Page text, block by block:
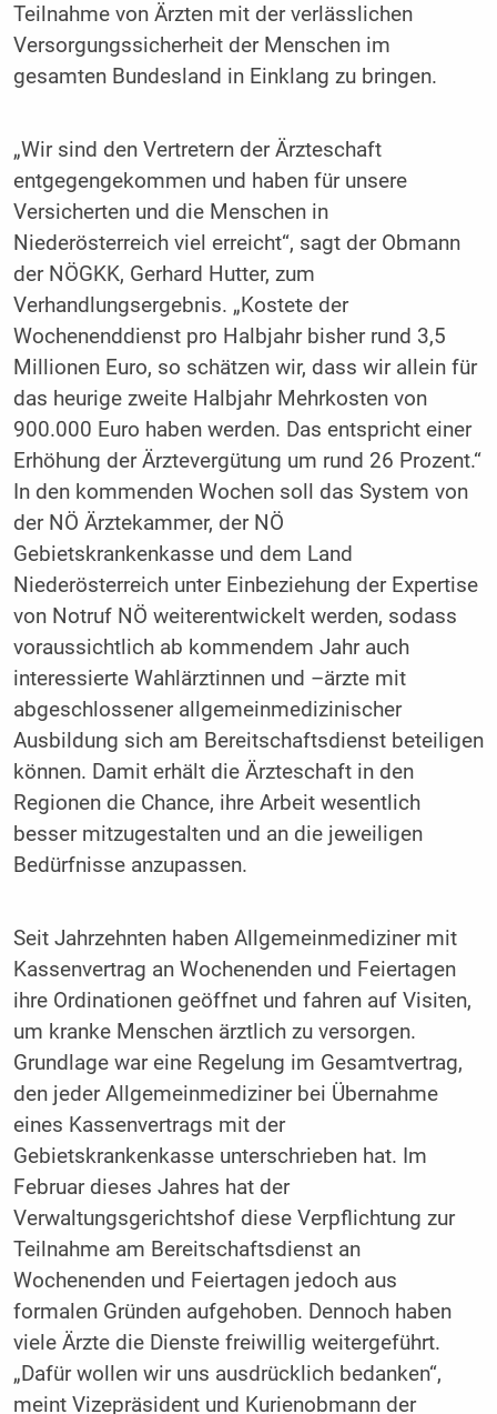
Teilnahme von Ärzten mit der verlässlichen
Versorgungssicherheit der Menschen im
gesamten Bundesland in Einklang zu bringen.
„Wir sind den Vertretern der Ärzteschaft
entgegengekommen und haben für unsere
Versicherten und die Menschen in
Niederösterreich viel erreicht“, sagt der Obmann
der NÖGKK, Gerhard Hutter, zum
Verhandlungsergebnis. „Kostete der
Wochenenddienst pro Halbjahr bisher rund 3,5
Millionen Euro, so schätzen wir, dass wir allein für
das heurige zweite Halbjahr Mehrkosten von
900.000 Euro haben werden. Das entspricht einer
Erhöhung der Ärztevergütung um rund 26 Prozent.“
In den kommenden Wochen soll das System von
der NÖ Ärztekammer, der NÖ
Gebietskrankenkasse und dem Land
Niederösterreich unter Einbeziehung der Expertise
von Notruf NÖ weiterentwickelt werden, sodass
voraussichtlich ab kommendem Jahr auch
interessierte Wahlärztinnen und –ärzte mit
abgeschlossener allgemeinmedizinischer
Ausbildung sich am Bereitschaftsdienst beteiligen
können. Damit erhält die Ärzteschaft in den
Regionen die Chance, ihre Arbeit wesentlich
besser mitzugestalten und an die jeweiligen
Bedürfnisse anzupassen.
Seit Jahrzehnten haben Allgemeinmediziner mit
Kassenvertrag an Wochenenden und Feiertagen
ihre Ordinationen geöffnet und fahren auf Visiten,
um kranke Menschen ärztlich zu versorgen.
Grundlage war eine Regelung im Gesamtvertrag,
den jeder Allgemeinmediziner bei Übernahme
eines Kassenvertrags mit der
Gebietskrankenkasse unterschrieben hat. Im
Februar dieses Jahres hat der
Verwaltungsgerichtshof diese Verpflichtung zur
Teilnahme am Bereitschaftsdienst an
Wochenenden und Feiertagen jedoch aus
formalen Gründen aufgehoben. Dennoch haben
viele Ärzte die Dienste freiwillig weitergeführt.
„Dafür wollen wir uns ausdrücklich bedanken“,
meint Vizepräsident und Kurienobmann der